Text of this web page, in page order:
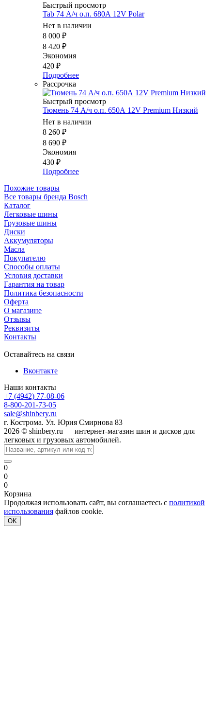
Быстрый просмотр
Tab 74 А/ч о.п. 680А 12V Polar
Нет в наличии
8 000 ₽
8 420 ₽
Экономия
420 ₽
Подробнее
Рассрочка
Быстрый просмотр
Тюмень 74 А/ч о.п. 650А 12V Premium Низкий
Нет в наличии
8 260 ₽
8 690 ₽
Экономия
430 ₽
Подробнее
Похожие товары
Все товары бренда Bosch
Каталог
Легковые шины
Грузовые шины
Диски
Аккумуляторы
Масла
Покупателю
Способы оплаты
Условия доставки
Гарантия на товар
Политика безопасности
Оферта
О магазине
Отзывы
Реквизиты
Контакты
Оставайтесь на связи
Вконтакте
Наши контакты
+7 (4942) 77-08-06
8-800-201-73-05
sale@shinbery.ru
г. Кострома. Ул. Юрия Смирнова 83
2026 © shinbery.ru — интернет-магазин шин и дисков для
легковых и грузовых автомобилей.
0
0
0
Корзина
Продолжая использовать сайт, вы соглашаетесь с политикой
использования файлов cookie.
OK